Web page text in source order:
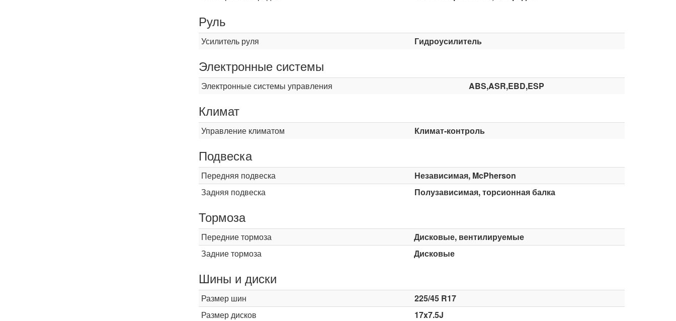
Руль
Усилитель руля Гидроусилитель
Электронные системы
Электронные системы управления ABS,ASR,EBD,ESP
Климат
Управление климатом Климат-контроль
Подвеска
Передняя подвеска
Независимая, McPherson
Задняя подвеска
Полузависимая, торсионная балка
Тормоза
Передние тормоза
Дисковые, вентилируемые
Задние тормоза
Дисковые
Шины и диски
Размер шин
225/45 R17
Размер дисков
17x7.5J